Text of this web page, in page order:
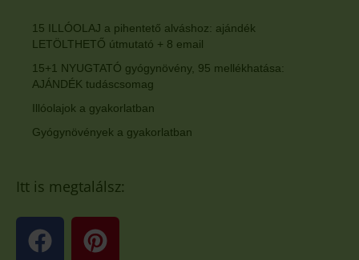
15 ILLÓOLAJ a pihentető alváshoz: ajándék
LETÖLTHETŐ útmutató + 8 email
15+1 NYUGTATÓ gyógynövény, 95 mellékhatása:
AJÁNDÉK tudáscsomag
Illóolajok a gyakorlatban
Gyógynövények a gyakorlatban
Itt is megtalálsz: